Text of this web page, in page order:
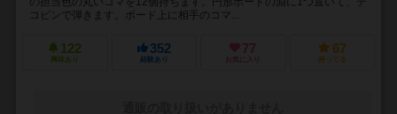
コピンで弾きます。ボード上に相手のコマ...
122
興味あり
352
経験あり
77
お気に入り
67
持ってる